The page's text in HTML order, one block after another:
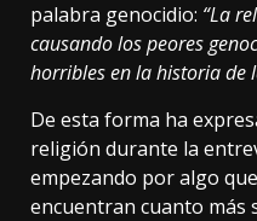
palabra genocidio: “La
causando los peores
horribles en la historia de
De esta forma ha
religión durante la
empezando por algo
encuentran cuanto más